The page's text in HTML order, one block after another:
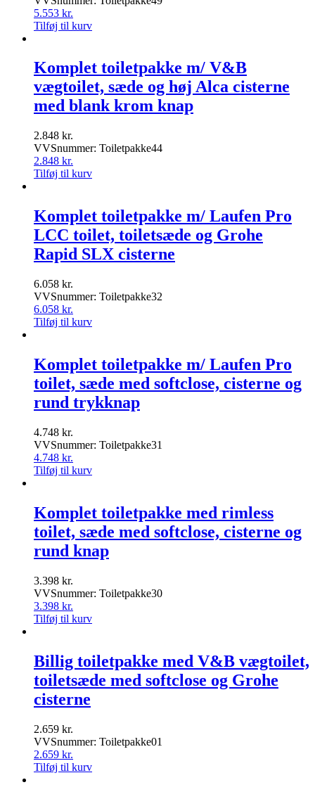
5.553 kr.
Tilføj til kurv
Komplet toiletpakke m/ V&B
vægtoilet, sæde og høj Alca cisterne
med blank krom knap
2.848 kr.
VVSnummer: Toiletpakke44
2.848 kr.
Tilføj til kurv
Komplet toiletpakke m/ Laufen Pro
LCC toilet, toiletsæde og Grohe
Rapid SLX cisterne
6.058 kr.
VVSnummer: Toiletpakke32
6.058 kr.
Tilføj til kurv
Komplet toiletpakke m/ Laufen Pro
toilet, sæde med softclose, cisterne og
rund trykknap
4.748 kr.
VVSnummer: Toiletpakke31
4.748 kr.
Tilføj til kurv
Komplet toiletpakke med rimless
toilet, sæde med softclose, cisterne og
rund knap
3.398 kr.
VVSnummer: Toiletpakke30
3.398 kr.
Tilføj til kurv
Billig toiletpakke med V&B vægtoilet,
toiletsæde med softclose og Grohe
cisterne
2.659 kr.
VVSnummer: Toiletpakke01
2.659 kr.
Tilføj til kurv